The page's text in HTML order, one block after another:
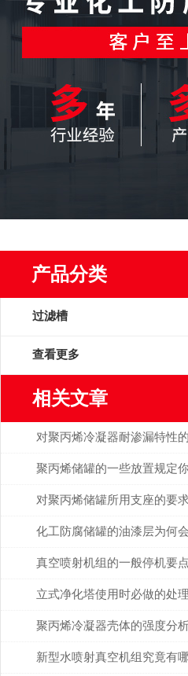
产品分类
过滤槽
查看更多
相关文章
对聚丙烯冷凝器耐渗漏特性
解
聚丙烯储罐的一些放置规定
要了解
对聚丙烯储罐所用支座的要
讨
化工防腐储罐的油漆层为何
落开裂？
真空喷射机组的一般停机要
明
立式净化塔使用时必做的处
作有哪些？
聚丙烯冷凝器壳体的强度分
新型水喷射真空机组究竟有